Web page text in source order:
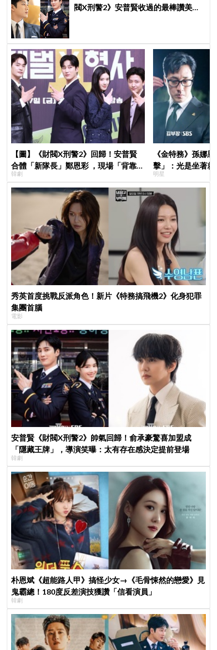
閥X刑警2》安普賢收過的最棒讚美，
【圖】《財閥X刑警2》回歸！安普賢
合體「新隊長」鄭恩彩 ，現場「背靠背
比槍」霸氣爆棚
韓劇
《金特務》孫娜
擊」：光是坐著
明星
秀英首度挑戰反派角色！新片《特務搞飛機2》化身犯罪
集團首腦
電影
安普賢《財閥X刑警2》帥氣回歸！俞承豪驚喜加盟成
「隱藏王牌」，導演笑曝：太有存在感決定提前登場
韓劇
朴恩斌《超能路人甲》搞怪少女→《毛骨悚然的戀愛》見
鬼霸總！180度反差演技獲讚「信看演員」
韓劇